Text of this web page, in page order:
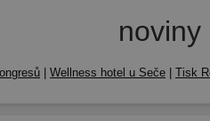
| Wellness hotel u Seče | Tisk